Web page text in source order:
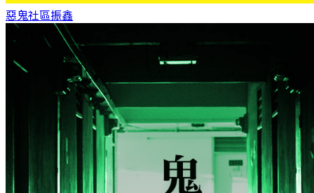
惡鬼社區振鑫